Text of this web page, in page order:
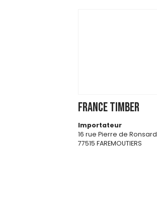
FRANCE TIMBER
Importateur
16 rue Pierre de Ronsard
77515 FAREMOUTIERS